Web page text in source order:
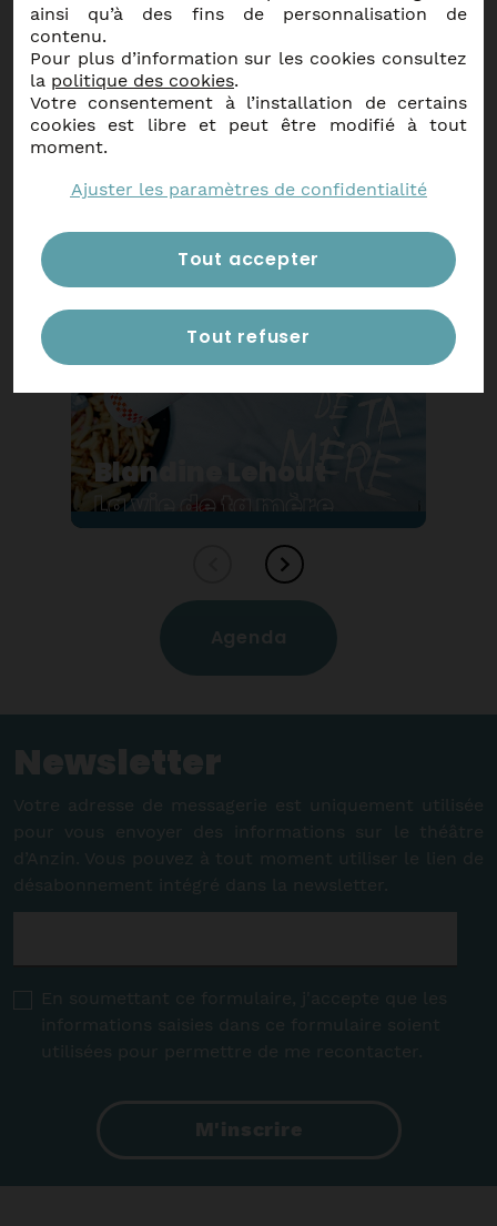
En savoir plus
Blandine Lehout
La vie de ta mère
Blandine, c'est un peu la pote qu'on
aimerait avoir dans sa bande… Jeune
femme imparfaite.
Plus d'infos
Agenda
Newsletter
Votre adresse de messagerie est uniquement utilisée
pour vous envoyer des informations sur le théâtre
d’Anzin. Vous pouvez à tout moment utiliser le lien de
désabonnement intégré dans la newsletter.
E-
RGPD *
En soumettant ce formulaire, j'accepte que les
informations saisies dans ce formulaire soient
utilisées pour permettre de me recontacter.
M'inscrire
ainsi qu’à des fins de personnalisation de
contenu.
Pour plus d’information sur les cookies consultez
la politique des cookies.
Votre consentement à l’installation de certains
cookies est libre et peut être modifié à tout
moment.
Ajuster les paramètres de confidentialité